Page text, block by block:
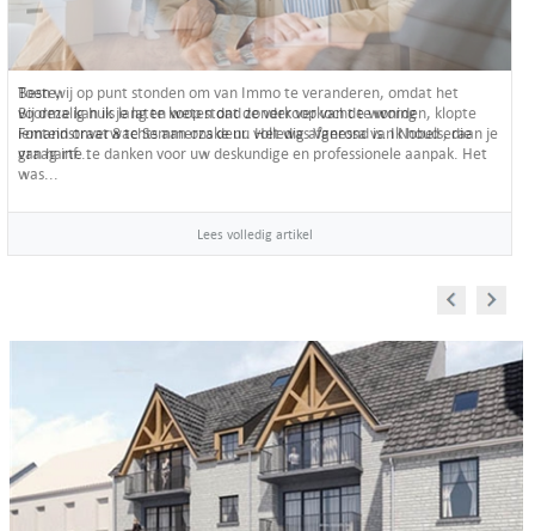
Beste,
Bij deze kan ik je laten weten dat de verkoop van de woning
Fonteinstraat 8 te Semmerzake nu volledig afgerond is. Ik houd eraan je
van harte te danken voor uw deskundige en professionele aanpak. Het
was...
Lees volledig artikel
Prev Next